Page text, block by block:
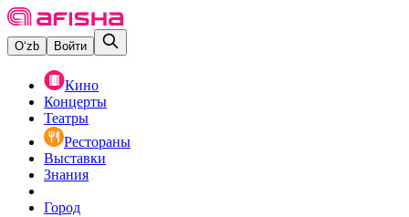
O‘zb Войти
Кино
Концерты
Театры
Рестораны
Выставки
Знания
Город